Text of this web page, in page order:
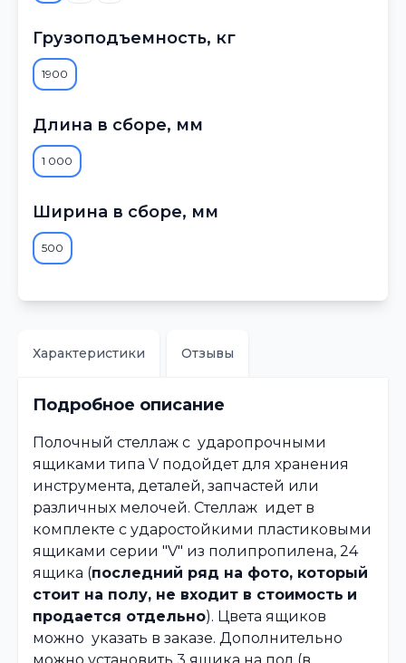
Грузоподъемность, кг
1900
Длина в сборе, мм
1 000
Ширина в сборе, мм
500
Характеристики Отзывы
Подробное описание
Полочный стеллаж с ударопрочными
ящиками типа V подойдет для хранения
инструмента, деталей, запчастей или
различных мелочей. Стеллаж идет в
комплекте с ударостойкими пластиковыми
ящиками серии "V" из полипропилена, 24
ящика (последний ряд на фото, который
стоит на полу, не входит в стоимость и
продается отдельно). Цвета ящиков
можно указать в заказе. Дополнительно